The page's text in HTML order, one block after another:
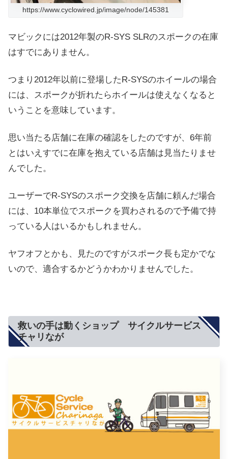
https://www.cyclowired.jp/image/node/145381
マビックには2012年製のR-SYS SLRのスポークの在庫
はすでにありません。
つまり2012年以前に登場したR-SYSのホイールの場合
には、スポークが折れたらホイールは使えなくなると
いうことを意味しています。
思い当たる店舗に在庫の確認をしたのですが、6年前
とはいえすでに在庫を抱えている店舗は見当たりませ
んでした。
ユーザーでR-SYSのスポーク交換を店舗に頼んだ場合
には、10本単位でスポークを買わされるので予備で持
っている人はいるかもしれません。
ヤフオフとかも、見たのですがスポーク長も定かでな
いので、適合するかどうかわかりませんでした。
救いの手は動くショップ サイクルサービス
チャリなが